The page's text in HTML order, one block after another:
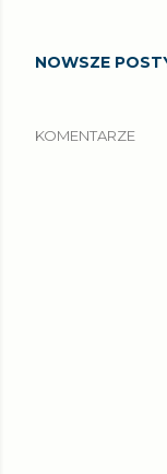
NOWSZE
KOMENTARZE